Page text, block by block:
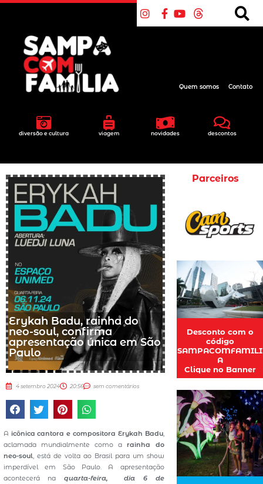
diversão e cultura viagem novidades descontos
Quem somos Contato
Erykah Badu, rainha do
neo-soul, confirma
apresentação única em São
Paulo
4 setembro 2024 20:56 sem comentários
A icônica cantora e compositora Erykah Badu,
aclamada mundialmente como a rainha do
neo-soul , está de volta ao Brasil para um show
imperdível em São Paulo. A apresentação
acontecerá naquarta-feira, dia 6 de
Parceiros
Desconto com o
código
SAMPACOMFAMILI
A
Clique no Banner